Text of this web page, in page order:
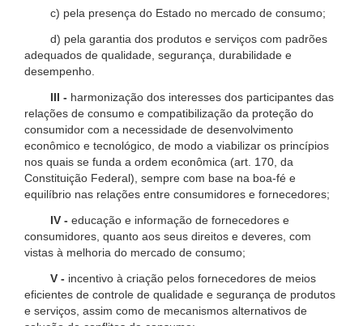
c) pela presença do Estado no mercado de consumo;
d) pela garantia dos produtos e serviços com padrões
adequados de qualidade, segurança, durabilidade e
desempenho.
III - harmonização dos interesses dos participantes das
relações de consumo e compatibilização da proteção do
consumidor com a necessidade de desenvolvimento
econômico e tecnológico, de modo a viabilizar os princípios
nos quais se funda a ordem econômica (art. 170, da
Constituição Federal), sempre com base na boa-fé e
equilíbrio nas relações entre consumidores e fornecedores;
IV - educação e informação de fornecedores e
consumidores, quanto aos seus direitos e deveres, com
vistas à melhoria do mercado de consumo;
V - incentivo à criação pelos fornecedores de meios
eficientes de controle de qualidade e segurança de produtos
e serviços, assim como de mecanismos alternativos de